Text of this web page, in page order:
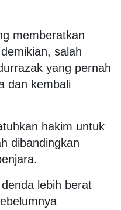
memberatkan
salah
yang pernah
dan kembali
hakim untuk
dibandingkan
lebih berat